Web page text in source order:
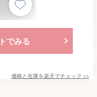
でみる
価格と在庫を楽天でチェック >>